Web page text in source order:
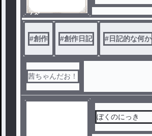
ノベ
ル
#創作 #創作日記 #日記的な何か
茜ちゃんだお！
ぼくのにっき